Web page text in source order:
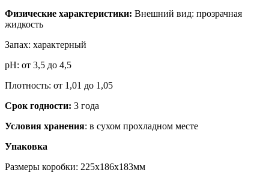
Физические характеристики: Внешний вид: прозрачная
жидкость
Запах: характерный
рН: от 3,5 до 4,5
Плотность: от 1,01 до 1,05
Срок годности: 3 года
Условия хранения: в сухом прохладном месте
Упаковка
Размеры коробки: 225x186x183мм